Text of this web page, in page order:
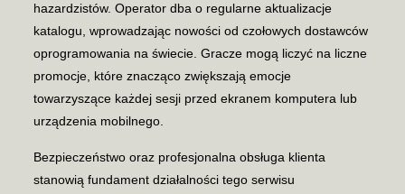
hazardzistów. Operator dba o regularne aktualizacje
katalogu, wprowadzając nowości od czołowych dostawców
oprogramowania na świecie. Gracze mogą liczyć na liczne
promocje, które znacząco zwiększają emocje
towarzyszące każdej sesji przed ekranem komputera lub
urządzenia mobilnego.
Bezpieczeństwo oraz profesjonalna obsługa klienta
stanowią fundament działalności tego serwisu